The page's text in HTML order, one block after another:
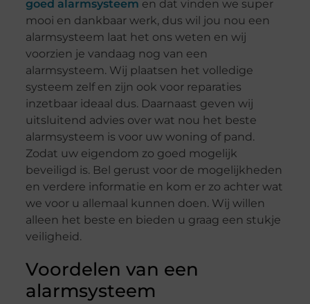
goed alarmsysteem en dat vinden we super
mooi en dankbaar werk, dus wil jou nou een
alarmsysteem laat het ons weten en wij
voorzien je vandaag nog van een
alarmsysteem. Wij plaatsen het volledige
systeem zelf en zijn ook voor reparaties
inzetbaar ideaal dus. Daarnaast geven wij
uitsluitend advies over wat nou het beste
alarmsysteem is voor uw woning of pand.
Zodat uw eigendom zo goed mogelijk
beveiligd is. Bel gerust voor de mogelijkheden
en verdere informatie en kom er zo achter wat
we voor u allemaal kunnen doen. Wij willen
alleen het beste en bieden u graag een stukje
veiligheid.
Voordelen van een
alarmsysteem